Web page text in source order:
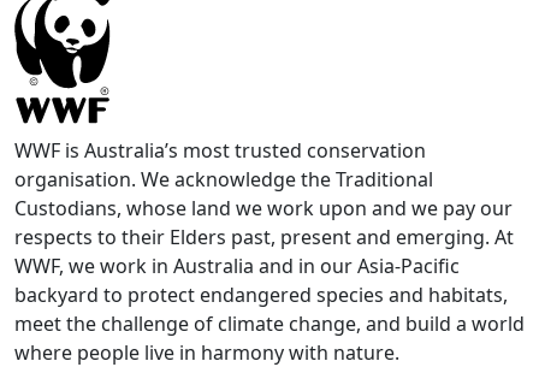
WWF is Australia’s most trusted conservation
organisation. We acknowledge the Traditional
Custodians, whose land we work upon and we pay our
respects to their Elders past, present and emerging. At
WWF, we work in Australia and in our Asia-Pacific
backyard to protect endangered species and habitats,
meet the challenge of climate change, and build a world
where people live in harmony with nature.